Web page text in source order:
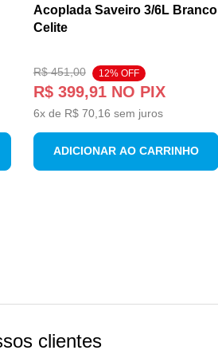
Acoplada Saveiro 3/6L Branco
Celite
R$ 451,00 12% OFF
R$ 399,91NO PIX
6x de R$ 70, 16 sem juros
ADICIONAR AO CARRINHO
clientes